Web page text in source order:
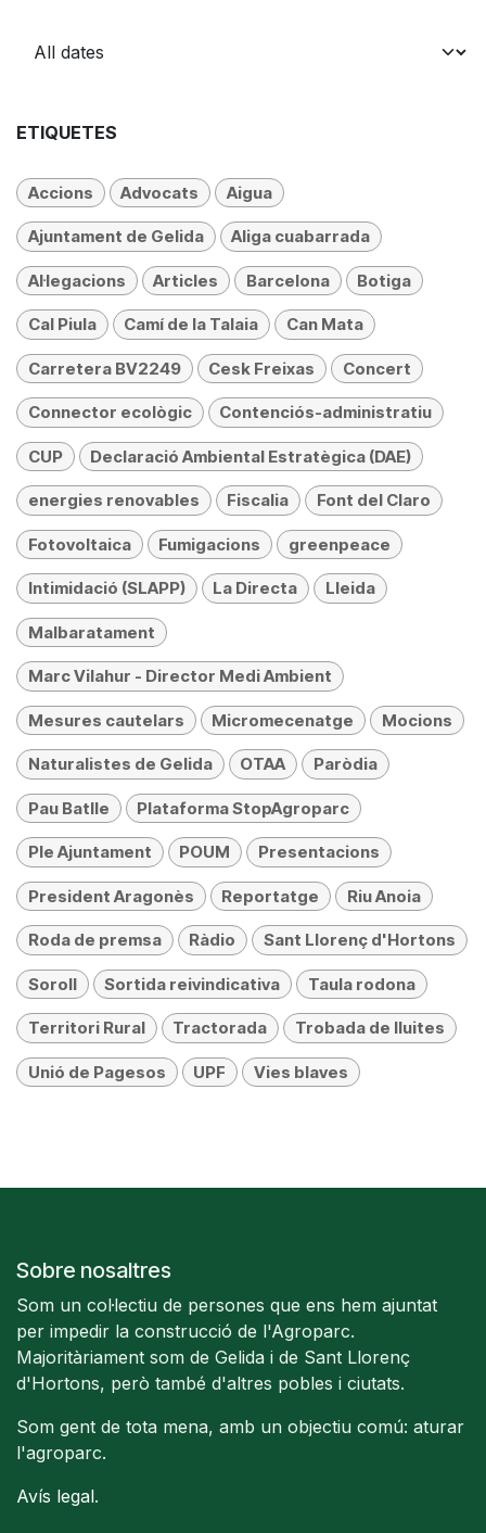
ETIQUETES
Accions Advocats Aigua
Ajuntament de Gelida Aliga cuabarrada
Al·legacions Articles Barcelona Botiga
Cal Piula Camí de la Talaia Can Mata
Carretera BV2249 Cesk Freixas Concert
Connector ecològic Contenciós-administratiu
CUP Declaració Ambiental Estratègica (DAE)
energies renovables Fiscalia Font del Claro
Fotovoltaica Fumigacions greenpeace
Intimidació (SLAPP) La Directa Lleida
Malbaratament
Marc Vilahur - Director Medi Ambient
Mesures cautelars Micromecenatge Mocions
Naturalistes de Gelida OTAA Paròdia
Pau Batlle Plataforma StopAgroparc
Ple Ajuntament POUM Presentacions
President Aragonès Reportatge Riu Anoia
Roda de premsa Ràdio Sant Llorenç d'Hortons
Soroll Sortida reivindicativa Taula rodona
Territori Rural Tractorada Trobada de lluites
Unió de Pagesos UPF Vies blaves
Sobre nosaltres
Som un col·lectiu de persones que ens hem ajuntat
per impedir la construcció de l'Agroparc.
Majoritàriament som de Gelida i de Sant Llorenç
d'Hortons, però també d'altres pobles i ciutats.
Som gent de tota mena, amb un objectiu comú: aturar
l'agroparc.
Avís legal.